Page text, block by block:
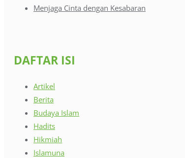
Menjaga Cinta dengan Kesabaran
DAFTAR ISI
Artikel
Berita
Budaya Islam
Hadits
Hikmiah
Islamuna